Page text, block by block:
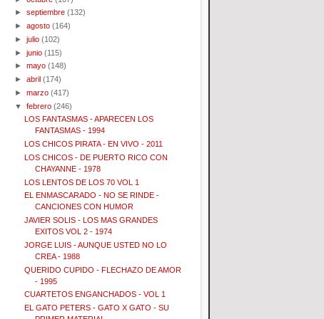
►septiembre (132)
►agosto (164)
►julio (102)
►junio (115)
►mayo (148)
►abril (174)
►marzo (417)
▼febrero (246)
LOS FANTASMAS - APARECEN LOS
FANTASMAS - 1994
LOS CHICOS PIRATA - EN VIVO - 2011
LOS CHICOS - DE PUERTO RICO CON
CHAYANNE - 1978
LOS LENTOS DE LOS 70 VOL 1
EL ENMASCARADO - NO SE RINDE -
CANCIONES CON HUMOR
JAVIER SOLIS - LOS MAS GRANDES
EXITOS VOL 2 - 1974
JORGE LUIS - AUNQUE USTED NO LO
CREA - 1988
QUERIDO CUPIDO - FLECHAZO DE AMOR
- 1995
CUARTETOS ENGANCHADOS - VOL 1
EL GATO PETERS - GATO X GATO - SU